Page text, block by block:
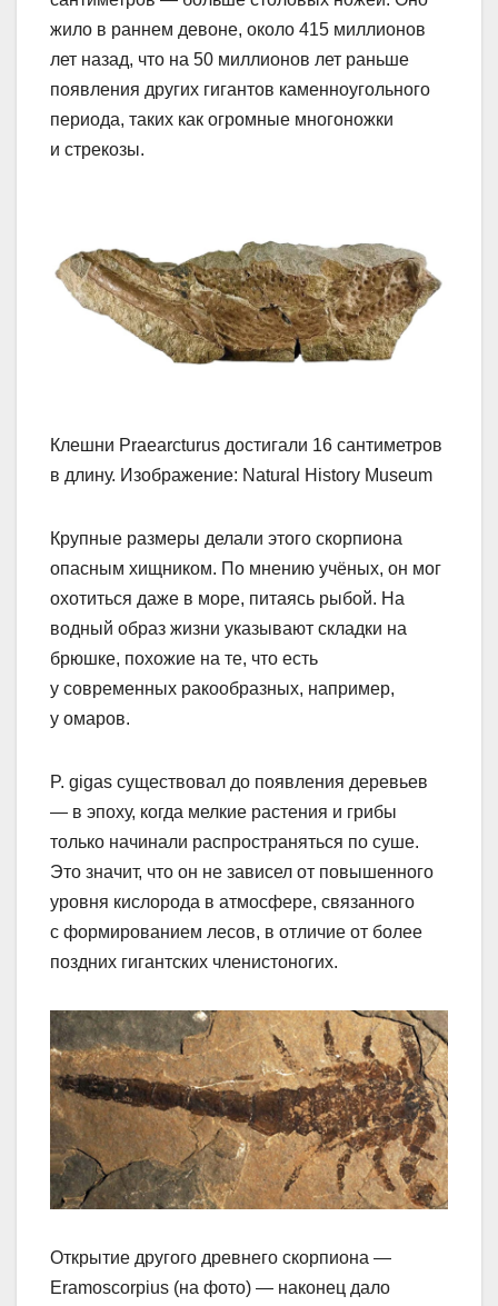
жило в раннем девоне, около 415 миллионов
лет назад, что на 50 миллионов лет раньше
появления других гигантов каменноугольного
периода, таких как огромные многоножки
и стрекозы.
Клешни Praearcturus достигали 16 сантиметров
в длину. Изображение: Natural History Museum
Крупные размеры делали этого скорпиона
опасным хищником. По мнению учёных, он мог
охотиться даже в море, питаясь рыбой. На
водный образ жизни указывают складки на
брюшке, похожие на те, что есть
у современных ракообразных, например,
у омаров.
P. gigas существовал до появления деревьев
— в эпоху, когда мелкие растения и грибы
только начинали распространяться по суше.
Это значит, что он не зависел от повышенного
уровня кислорода в атмосфере, связанного
с формированием лесов, в отличие от более
поздних гигантских членистоногих.
Открытие другого древнего скорпиона —
Eramoscorpius (на фото) — наконец дало